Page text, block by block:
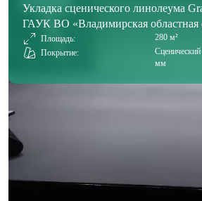
Укладка сценического линолеума
ГАУК ВО «Владимирская областная
Площадь:
280 м²
Покрытие:
мм